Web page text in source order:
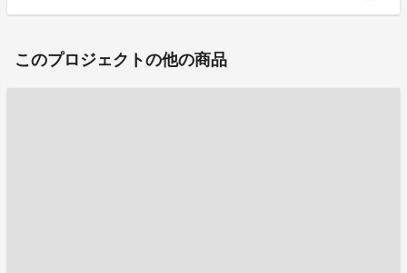
このプロジェクトの他の商品